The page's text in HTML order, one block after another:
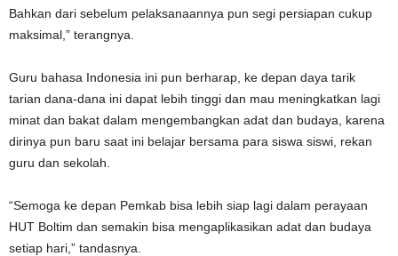
Bahkan dari sebelum pelaksanaannya pun segi persiapan cukup
maksimal,” terangnya.
Guru bahasa Indonesia ini pun berharap, ke depan daya tarik
tarian dana-dana ini dapat lebih tinggi dan mau meningkatkan lagi
minat dan bakat dalam mengembangkan adat dan budaya, karena
dirinya pun baru saat ini belajar bersama para siswa siswi, rekan
guru dan sekolah.
“Semoga ke depan Pemkab bisa lebih siap lagi dalam perayaan
HUT Boltim dan semakin bisa mengaplikasikan adat dan budaya
setiap hari,” tandasnya.